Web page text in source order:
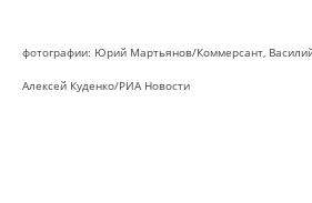
фотографии: Юрий Мартьянов/Коммерсант,
Алексей Куденко/РИА Новости